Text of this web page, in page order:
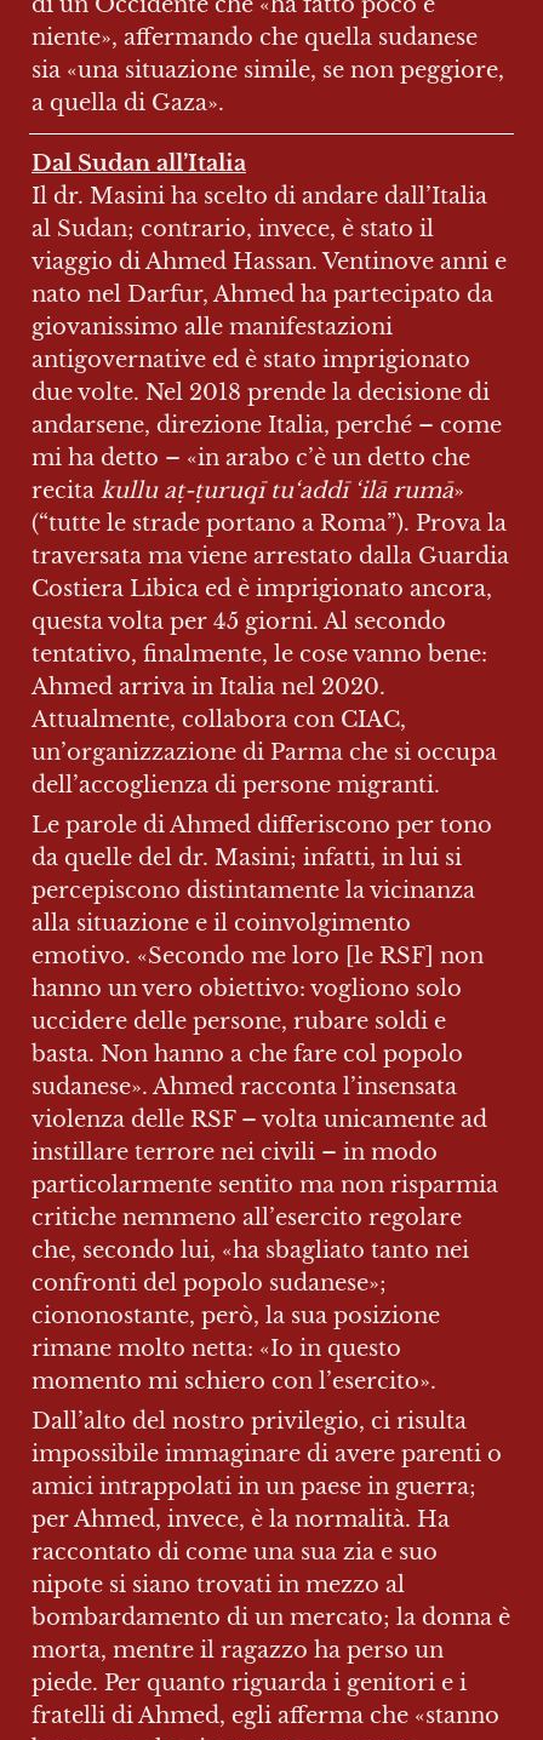
niente», affermando che quella sudanese
sia «una situazione simile, se non peggiore,
a quella di Gaza».
Il dr. Masini ha scelto di andare dall’Italia
al Sudan; contrario, invece, è stato il
viaggio di Ahmed Hassan. Ventinove anni e
nato nel Darfur, Ahmed ha partecipato da
giovanissimo alle manifestazioni
antigovernative ed è stato imprigionato
due volte. Nel 2018 prende la decisione di
andarsene, direzione Italia, perché – come
mi ha detto – «in arabo c’è un detto che
recita kullu aṭ-ṭuruqī tu‘addī ‘ilā rumā»
(“tutte le strade portano a Roma”). Prova la
traversata ma viene arrestato dalla Guardia
Costiera Libica ed è imprigionato ancora,
questa volta per 45 giorni. Al secondo
tentativo, finalmente, le cose vanno bene:
Ahmed arriva in Italia nel 2020.
Attualmente, collabora con CIAC,
un’organizzazione di Parma che si occupa
dell’accoglienza di persone migranti.
Le parole di Ahmed differiscono per tono
da quelle del dr. Masini; infatti, in lui si
percepiscono distintamente la vicinanza
alla situazione e il coinvolgimento
emotivo. «Secondo me loro [le RSF] non
hanno un vero obiettivo: vogliono solo
uccidere delle persone, rubare soldi e
basta. Non hanno a che fare col popolo
sudanese». Ahmed racconta l’insensata
violenza delle RSF – volta unicamente ad
instillare terrore nei civili – in modo
particolarmente sentito ma non risparmia
critiche nemmeno all’esercito regolare
che, secondo lui, «ha sbagliato tanto nei
confronti del popolo sudanese»;
ciononostante, però, la sua posizione
rimane molto netta: «Io in questo
momento mi schiero con l’esercito».
Dall’alto del nostro privilegio, ci risulta
impossibile immaginare di avere parenti o
amici intrappolati in un paese in guerra;
per Ahmed, invece, è la normalità. Ha
raccontato di come una sua zia e suo
nipote si siano trovati in mezzo al
bombardamento di un mercato; la donna è
morta, mentre il ragazzo ha perso un
piede. Per quanto riguarda i genitori e i
fratelli di Ahmed, egli afferma che «stanno